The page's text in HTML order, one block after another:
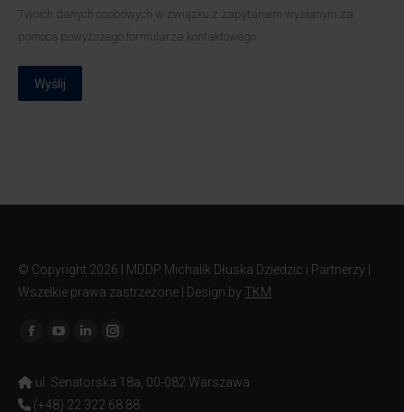
Twoich danych osobowych w związku z zapytaniem wysłanym za
pomocą powyższego formularza kontaktowego
Wyślij
© Copyright 2026 | MDDP Michalik Dłuska Dziedzic i Partnerzy |
Wszelkie prawa zastrzeżone | Design by TKM
Znajdź nas na:
ul. Senatorska 18a, 00-082 Warszawa
(+48) 22 322 68 88